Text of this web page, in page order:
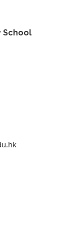
School